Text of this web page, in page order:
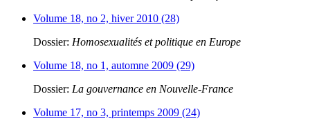
Volume 18, no 2, hiver 2010 (28)
Dossier: Homosexualités et politique en Europe
Volume 18, no 1, automne 2009 (29)
Dossier: La gouvernance en Nouvelle-France
Volume 17, no 3, printemps 2009 (24)